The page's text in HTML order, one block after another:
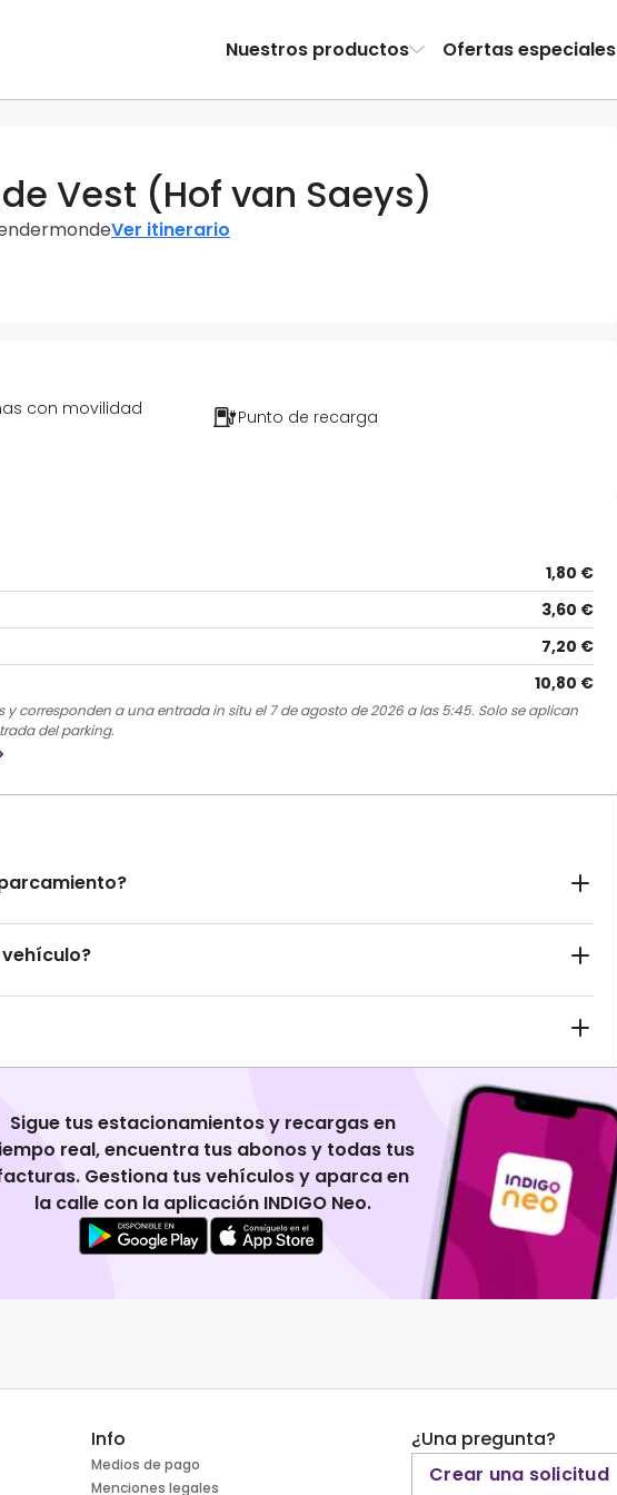
Nuestros productos Ofertas especiales
Vest (Hof van Saeys)
Ver itinerario
con movilidad
Punto de recarga
1,80 €
3,60 €
7,20 €
10,80 €
y corresponden a una entrada in situ el 7 de agosto de 2026 a las 5:45. Solo se aplican
del parking.
Sigue tus estacionamientos y recargas en
real, encuentra tus abonos y todas tus
Gestiona tus vehículos y aparca en
la calle con la aplicación INDIGO Neo.
Info
Medios de pago
Menciones legales
¿Una pregunta?
Crear una solicitud